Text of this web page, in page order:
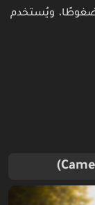
ويُستخدم